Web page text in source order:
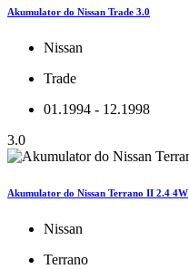
Akumulator do Nissan Trade 3.0
Nissan
Trade
01.1994 - 12.1998
3.0
Akumulator do Nissan Terrano II 2.4 4W
Nissan
Terrano